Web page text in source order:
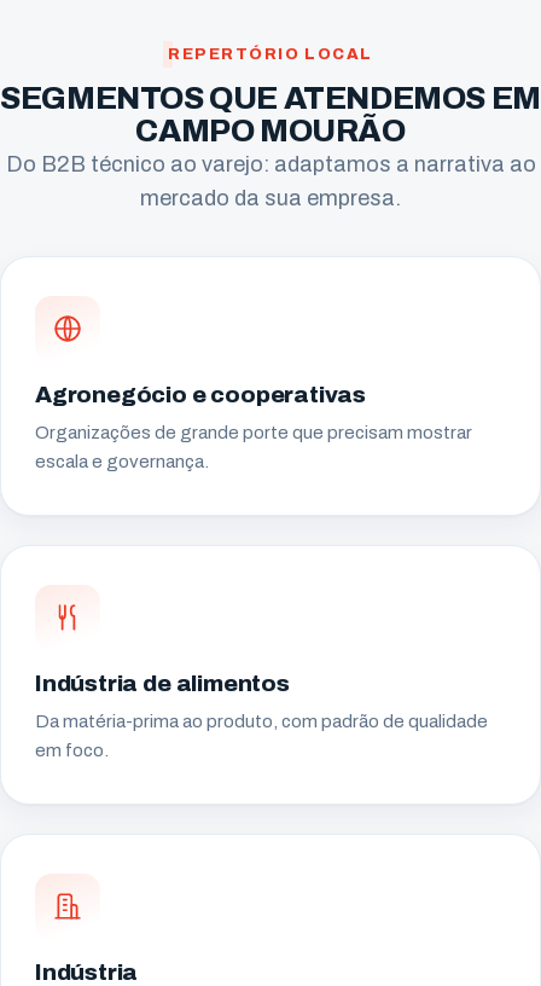
REPERTÓRIO LOCAL
SEGMENTOS QUE ATENDEMOS EM
CAMPO MOURÃO
Do B2B técnico ao varejo: adaptamos a narrativa ao
mercado da sua empresa.
Agronegócio e cooperativas
Organizações de grande porte que precisam mostrar
escala e governança.
Indústria de alimentos
Da matéria-prima ao produto, com padrão de qualidade
em foco.
Indústria